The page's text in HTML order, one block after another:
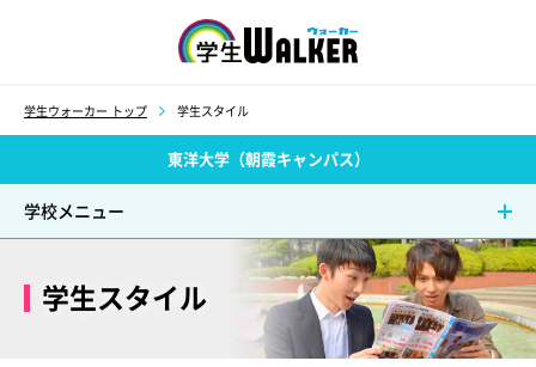
学生ウォーカー トップ 学生スタイル
東洋大学（朝霞キャンパス）
学校メニュー
学生スタイル